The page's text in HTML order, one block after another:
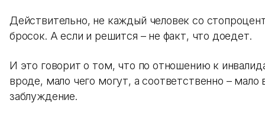
Действительно, не каждый человек со
бросок. А если и решится – не факт, что доедет.
И это говорит о том, что по отношению к
вроде, мало чего могут, а соответственно –
заблуждение.